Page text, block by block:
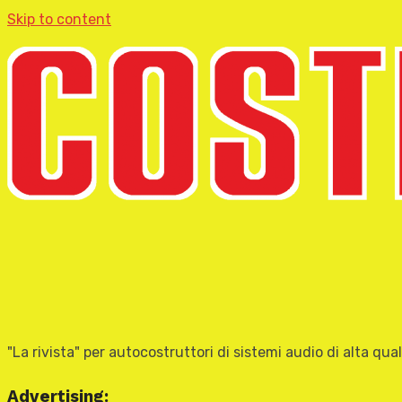
Skip to content
"La rivista" per autocostruttori di sistemi audio di alta
Advertising: